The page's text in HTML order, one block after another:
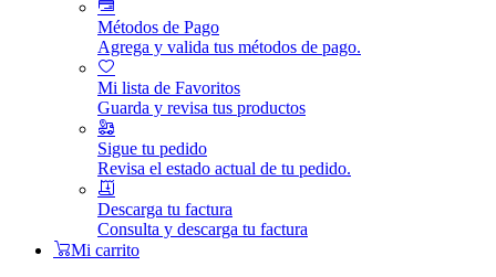
Métodos de Pago
Agrega y valida tus métodos de pago.
Mi lista de Favoritos
Guarda y revisa tus productos
Sigue tu pedido
Revisa el estado actual de tu pedido.
Descarga tu factura
Consulta y descarga tu factura
Mi carrito